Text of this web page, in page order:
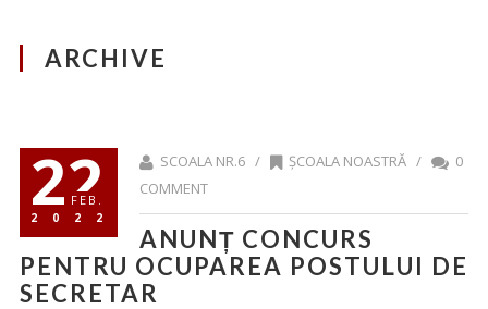
ARCHIVE
22
FEB.
2022
SCOALA NR.6 / ȘCOALA NOASTRĂ/
0
COMMENT
ANUNȚ CONCURS
PENTRU OCUPAREA POSTULUI DE
SECRETAR